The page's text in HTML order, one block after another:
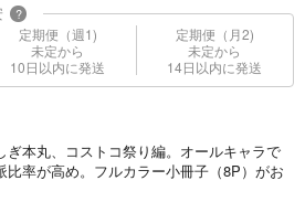
?
定期便（週1)
未定から
10日以内に発送
定期便（月2)
未定から
14日以内に発送
ぎ本丸、コストコ祭り編。オールキャラで
率が高め。フルカラー小冊子（8P）がお